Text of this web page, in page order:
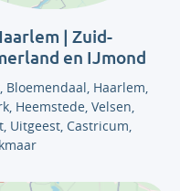
| Zuid-
en IJmond
Bloemendaal, Haarlem,
Heemstede, Velsen,
Uitgeest, Castricum,